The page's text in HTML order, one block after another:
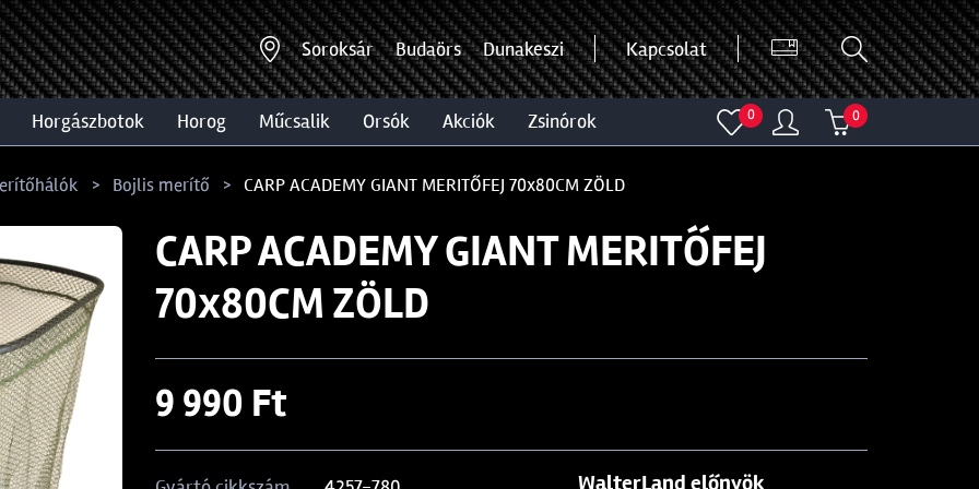
Soroksár Budaörs Dunakeszi Kapcsolat
horgászbotok horog műcsalik orsók akciók zsinórok 0 0
Bojlis merítő CARP ACADEMY GIANT MERITŐFEJ 70x80CM ZÖLD
CARP ACADEMY GIANT MERITŐFEJ
70x80CM ZÖLD
9 990 Ft
WalterLand előnyök